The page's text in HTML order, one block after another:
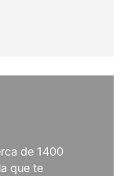
de 1400
que te